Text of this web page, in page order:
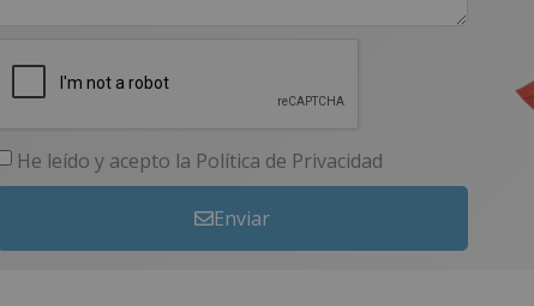
He leído y acepto la Política de Privacidad
Enviar